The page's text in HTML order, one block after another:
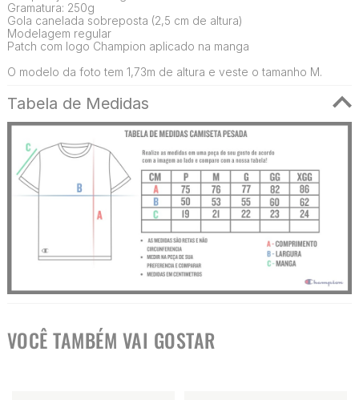
Gramatura: 250g
Gola canelada sobreposta (2,5 cm de altura)
Modelagem regular
Patch com logo Champion aplicado na manga
O modelo da foto tem 1,73m de altura e veste o tamanho M.
Tabela de Medidas
VOCÊ TAMBÉM VAI GOSTAR